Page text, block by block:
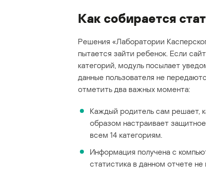
Как собирается
Решения «Лаборатории
пытается зайти ребенок. Если
категорий, модуль посылает
данные пользователя не
отметить два важных момента:
Каждый родитель сам решает,
образом настраивает
всем 14 категориям.
Информация получена с
статистика в данном отчете не